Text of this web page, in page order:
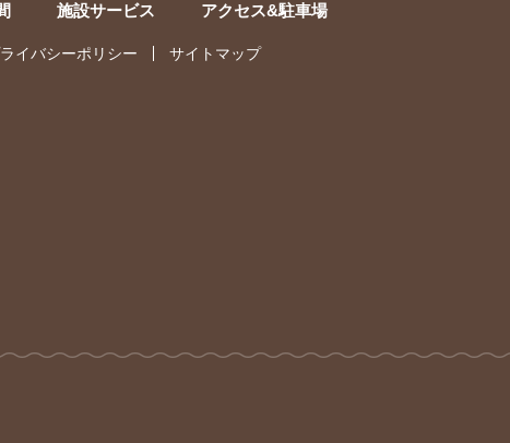
施設サービス アクセス&駐車場
イバシーポリシー サイトマップ